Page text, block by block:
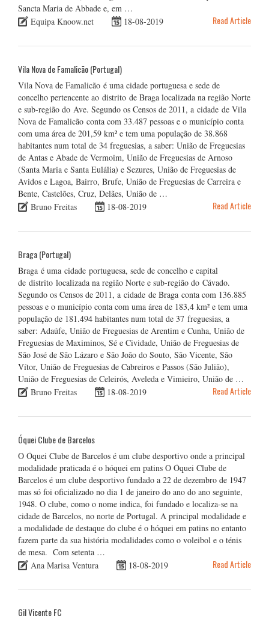
Sancta Maria de Abbade e, em …
Equipa Knoow.net
18-08-2019 Read Article
Vila Nova de Famalicão (Portugal)
Vila Nova de Famalicão é uma cidade portuguesa e sede de
concelho pertencente ao distrito de Braga localizada na região Norte
e sub-região do Ave. Segundo os Censos de 2011, a cidade de Vila
Nova de Famalicão conta com 33.487 pessoas e o município conta
com uma área de 201,59 km² e tem uma população de 38.868
habitantes num total de 34 freguesias, a saber: União de Freguesias
de Antas e Abade de Vermoim, União de Freguesias de Arnoso
(Santa Maria e Santa Eulália) e Sezures, União de Freguesias de
Avidos e Lagoa, Bairro, Brufe, União de Freguesias de Carreira e
Bente, Castelões, Cruz, Delães, União de …
Bruno Freitas
18-08-2019 Read Article
Braga (Portugal)
Braga é uma cidade portuguesa, sede de concelho e capital
de distrito localizada na região Norte e sub-região do Cávado.
Segundo os Censos de 2011, a cidade de Braga conta com 136.885
pessoas e o município conta com uma área de 183,4 km² e tem uma
população de 181.494 habitantes num total de 37 freguesias, a
saber: Adaúfe, União de Freguesias de Arentim e Cunha, União de
Freguesias de Maximinos, Sé e Cividade, União de Freguesias de
São José de São Lázaro e São João do Souto, São Vicente, São
Vítor, União de Freguesias de Cabreiros e Passos (São Julião),
União de Freguesias de Celeirós, Aveleda e Vimieiro, União de …
Bruno Freitas
18-08-2019 Read Article
Óquei Clube de Barcelos
O Óquei Clube de Barcelos é um clube desportivo onde a principal
modalidade praticada é o hóquei em patins O Óquei Clube de
Barcelos é um clube desportivo fundado a 22 de dezembro de 1947
mas só foi oficializado no dia 1 de janeiro do ano do ano seguinte,
1948. O clube, como o nome indica, foi fundado e localiza-se na
cidade de Barcelos, no norte de Portugal. A principal modalidade e
a modalidade de destaque do clube é o hóquei em patins no entanto
fazem parte da sua história modalidades como o voleibol e o ténis
de mesa. Com setenta …
Ana Marisa Ventura
18-08-2019 Read Article
Gil Vicente FC